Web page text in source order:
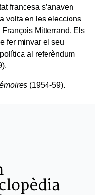
francesa s’anaven
volta en les eleccions
Mitterrand. Els
fer minvar el seu
al referèndum
(1954-59).